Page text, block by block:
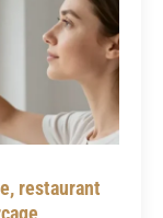
restaurant